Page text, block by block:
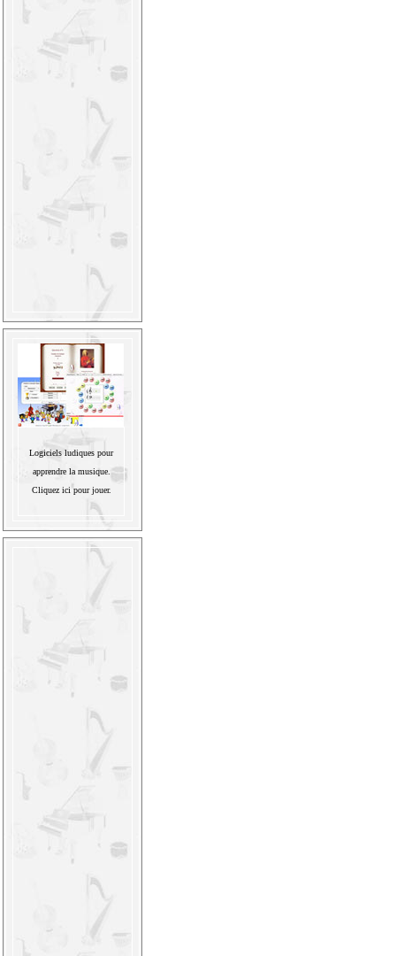
Logiciels ludiques pour
apprendre la musique.
Cliquez ici pour jouer.